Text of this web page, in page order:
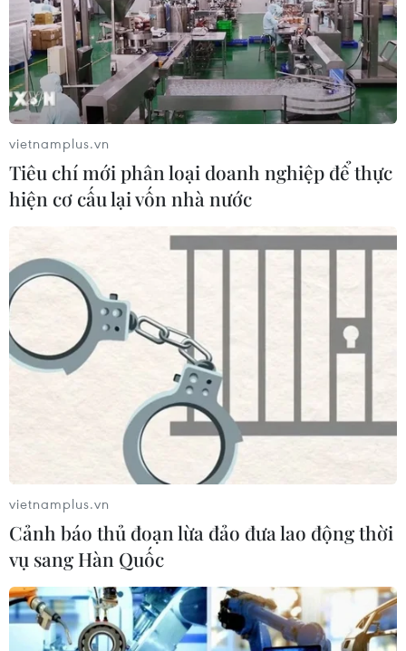
TIN CÙNG CHUYÊN MỤC
Ca vi phẫu ghép da đầu hiếm gặp
giúp bé gái phục hồi sau 10 năm
06/08/2026 07:15
Hà Nội: Kiểm tra, xác minh liên quan
đến sản phẩm giảm cân dạng bút
tiêm
06/08/2026 07:05
Người dân không sử dụng sản phẩm
giảm cân không rõ nguồn gốc, chưa
được cấp phép
vietnamplus.vn
Tiêu chí mới phân loại doanh nghiệp để thực
hiện cơ cấu lại vốn nhà nước
vietnamplus.vn
Cảnh báo thủ đoạn lừa đảo đưa lao động thời
vụ sang Hàn Quốc